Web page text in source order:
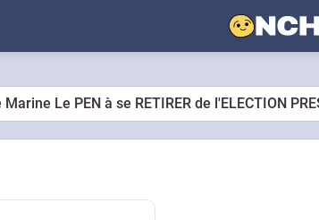
Le PEN à se RETIRER de l'ELECTION